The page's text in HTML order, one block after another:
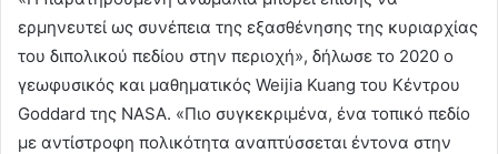
ερμηνευτεί ως συνέπεια της εξασθένησης της κυριαρχίας
του διπολικού πεδίου στην περιοχή», δήλωσε το 2020 ο
γεωφυσικός και μαθηματικός Weijia Kuang του Κέντρου
Goddard της NASA. «Πιο συγκεκριμένα, ένα τοπικό πεδίο
με αντίστροφη πολικότητα αναπτύσσεται έντονα στην